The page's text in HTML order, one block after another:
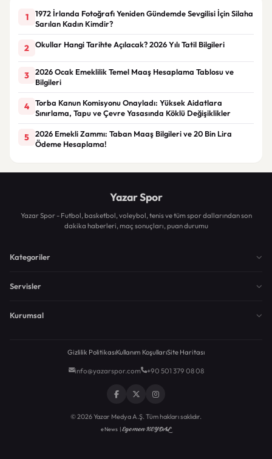
1
1972 İrlanda Fotoğrafı Yeniden Gündemde Sevgilisi İçin Silaha
Sarılan Kadın Kimdir?
2 Okullar Hangi Tarihte Açılacak? 2026 Yılı Tatil Bilgileri
3
2026 Ocak Emeklilik Temel Maaş Hesaplama Tablosu ve
Bilgileri
4
Torba Kanun Komisyonu Onayladı: Yüksek Aidatlara
Sınırlama, Tapu ve Çevre Yasasında Köklü Değişiklikler
5
2026 Emekli Zammı: Taban Maaş Bilgileri ve 20 Bin Lira
Ödeme Hesaplama!
Yazar Spor
Yazar Spor - Futbol, basketbol, voleybol, tenis ve tüm spor dallarından son
dakika haberleri, maç sonuçları, puan durumu
Kategoriler
Servisler
Kurumsal
Gizlilik PolitikasıKullanım KoşullarıSite Haritası
info@yazarspor.com +90 501 379 08 08
© 2026 Yazar Medya A.Ş. Tüm hakları saklıdır.
eNews |Egemen KEYDAL